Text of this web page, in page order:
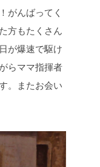
がんばってく
方もたくさん
が爆速で駆け
らママ指揮者
。またお会い